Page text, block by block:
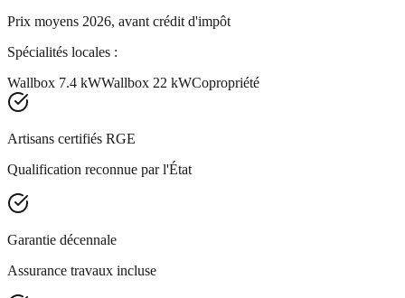
Prix moyens 2026, avant crédit d'impôt
Spécialités locales :
Wallbox 7.4 kWWallbox 22 kWCopropriété
Artisans certifiés RGE
Qualification reconnue par l'État
Garantie décennale
Assurance travaux incluse